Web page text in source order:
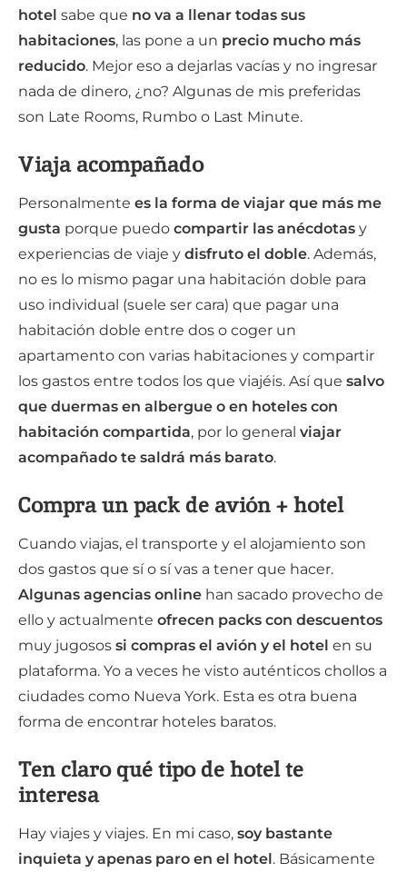
hotel sabe que no va a llenar todas sus
habitaciones, las pone a un precio mucho más
reducido. Mejor eso a dejarlas vacías y no ingresar
nada de dinero, ¿no? Algunas de mis preferidas
son Late Rooms, Rumbo o Last Minute.
Viaja acompañado
Personalmente es la forma de viajar que más me
gusta porque puedo compartir las anécdotas y
experiencias de viaje y disfruto el doble. Además,
no es lo mismo pagar una habitación doble para
uso individual (suele ser cara) que pagar una
habitación doble entre dos o coger un
apartamento con varias habitaciones y compartir
los gastos entre todos los que viajéis. Así que salvo
que duermas en albergue o en hoteles con
habitación compartida, por lo general viajar
acompañado te saldrá más barato.
Compra un pack de avión + hotel
Cuando viajas, el transporte y el alojamiento son
dos gastos que sí o sí vas a tener que hacer.
Algunas agencias online han sacado provecho de
ello y actualmente ofrecen packs con descuentos
muy jugosos si compras el avión y el hotel en su
plataforma. Yo a veces he visto auténticos chollos a
ciudades como Nueva York. Esta es otra buena
forma de encontrar hoteles baratos.
Ten claro qué tipo de hotel te
interesa
Hay viajes y viajes. En mi caso, soy bastante
inquieta y apenas paro en el hotel. Básicamente